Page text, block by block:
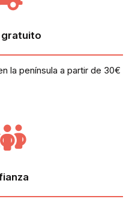
gratuito
la península a partir de 30€